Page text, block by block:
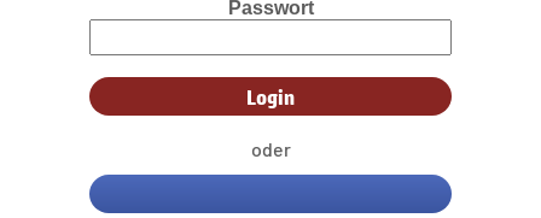
Passwort
oder